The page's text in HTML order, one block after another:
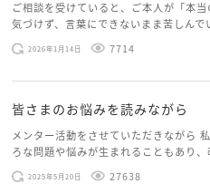
ご相談を受けていると、ご本人が「本
気づけず、言葉にできないまま苦しんで
ースがありますお悩みというのは、心の
層心理）に触れることで、まったく違う
2026年1月14日 7714
皆さまのお悩みを読みながら
メンター活動をさせていただきながら
ろな問題や悩みが生まれることもあり、
のお悩みを読みながら 「みんな、もが
だけじゃないんだな」と、逆に励まされ
2025年5月20日 27638